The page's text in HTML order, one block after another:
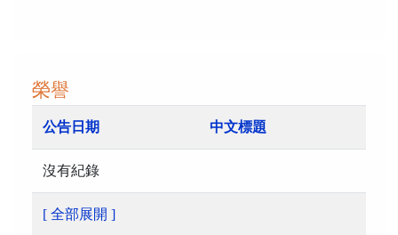
榮譽
公告日期 中文標題
沒有紀錄
[ 全部展開 ]